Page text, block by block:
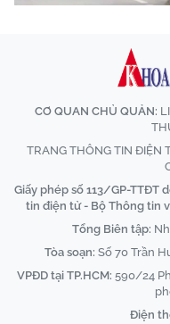
CƠ QUAN CHỦ QUẢN:
TRANG THÔNG TIN ĐIỆN
Giấy phép số 113/GP-TTĐT
tin điện tử - Bộ Thông tin
Tổng Biên tập:
Tòa soạn: Số 70 Trần
VPĐD tại TP.HCM: 590/24
Điện